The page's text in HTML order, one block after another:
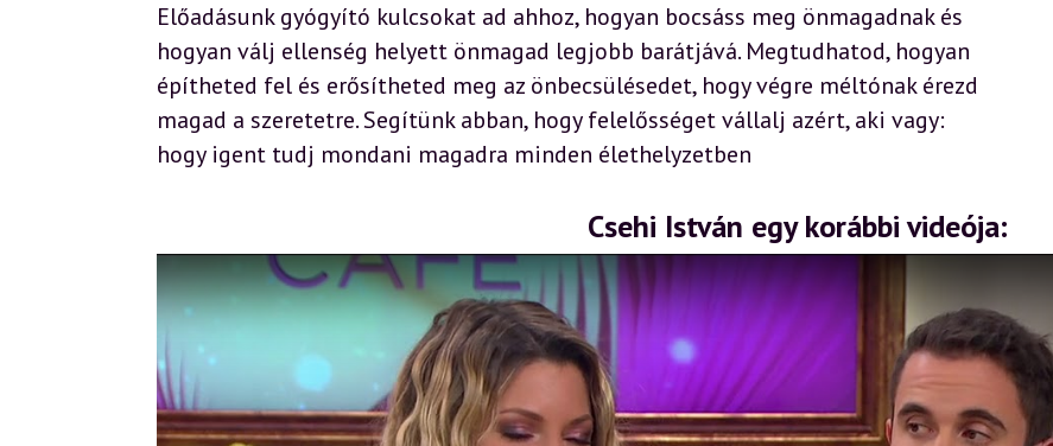
Előadásunk gyógyító kulcsokat ad ahhoz, hogyan bocsáss meg önmagadnak és
hogyan válj ellenség helyett önmagad legjobb barátjává. Megtudhatod, hogyan
építheted fel és erősítheted meg az önbecsülésedet, hogy végre méltónak érezd
magad a szeretetre. Segítünk abban, hogy felelősséget vállalj azért, aki vagy:
hogy igent tudj mondani magadra minden élethelyzetben
Csehi István egy korábbi videója: